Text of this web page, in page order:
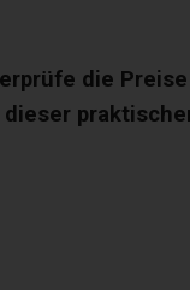
die